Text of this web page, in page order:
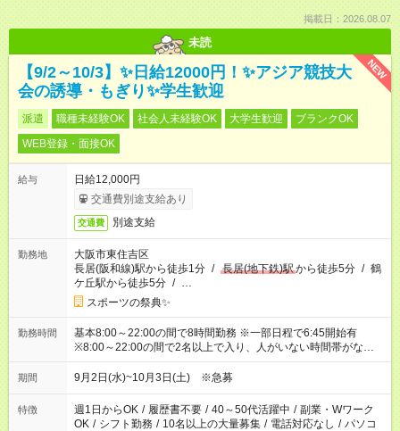
掲載日：2026.08.07
未読
NEW
【9/2～10/3】✨日給12000円！✨アジア競技大
会の誘導・もぎり✨学生歓迎
派遣 職種未経験OK 社会人未経験OK 大学生歓迎
ブランクOK
WEB登録・面接OK
給与
日給12,000円
交通費別途支給あり
交通費 別途支給
勤務地
大阪市東住吉区
長居(阪和線)駅から徒歩1分 / 長居(地下鉄)駅から徒歩5分 / 鶴
ケ丘駅から徒歩5分 / …
スポーツの祭典✨
勤務時間
基本8:00～22:00の間で8時間勤務 ※一部日程で6:45開始有
※8:00～22:00の間で2名以上で入り、人がいない時間帯がない
ように相方と時間を分け合うイメージです
期間 9月2日(水)~10月3日(土) ※急募
特徴 週1日からOK / 履歴書不要 / 40～50代活躍中 / 副業・Wワーク
OK / シフト勤務 / 10名以上の大量募集 / 電話対応なし / パソコ